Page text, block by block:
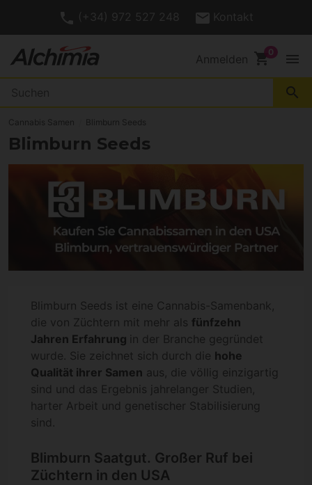
(+34) 972 527 248 Kontakt
Anmelden shopping_cart menu
search
Cannabis Samen Blimburn Seeds
Blimburn Seeds
Blimburn Seeds ist eine Cannabis-Samenbank,
die von Züchtern mit mehr als fünfzehn
Jahren Erfahrung
in der Branche gegründet
wurde. Sie zeichnet sich durch die hohe
Qualität ihrer Samen aus, die völlig einzigartig
sind und das Ergebnis jahrelanger Studien,
harter Arbeit und genetischer Stabilisierung
sind.
Blimburn Saatgut. Großer Ruf bei
Züchtern in den USA